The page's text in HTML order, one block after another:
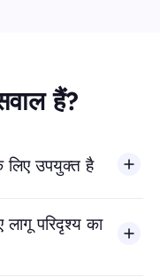
हैं?
लिए उपयुक्त है
लागू परिदृश्य का